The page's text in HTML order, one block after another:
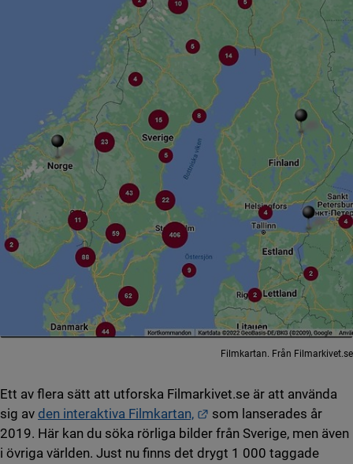
Filmkartan. Från Filmarkivet.se
Ett av flera sätt att utforska Filmarkivet.se är att använda
sig av den interaktiva Filmkartan, Länk till annan
som lanserades år
2019. Här kan du söka rörliga bilder från Sverige, men även
i övriga världen. Just nu finns det drygt 1 000 taggade